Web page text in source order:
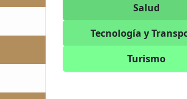
Salud
Tecnología y
Turismo